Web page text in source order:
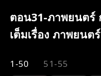
ตอน31-ภาพยนตร์
เต็มเรื่อง ภาพยนต
1-50 51-55